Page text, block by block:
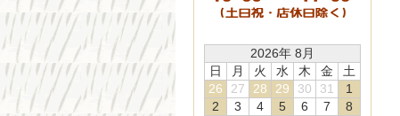
2026年 8月
日
月 火 水 木 金
土
26
27 28 29 30 31
1
2
3 4 5 6 7
8